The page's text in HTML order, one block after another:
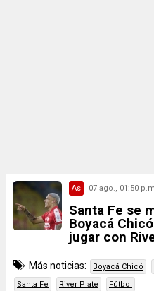
As 07 ago., 01:50
Santa Fe se
Boyacá
jugar con
Más noticias: Boyacá Chicó
Santa Fe
River Plate Fútbol